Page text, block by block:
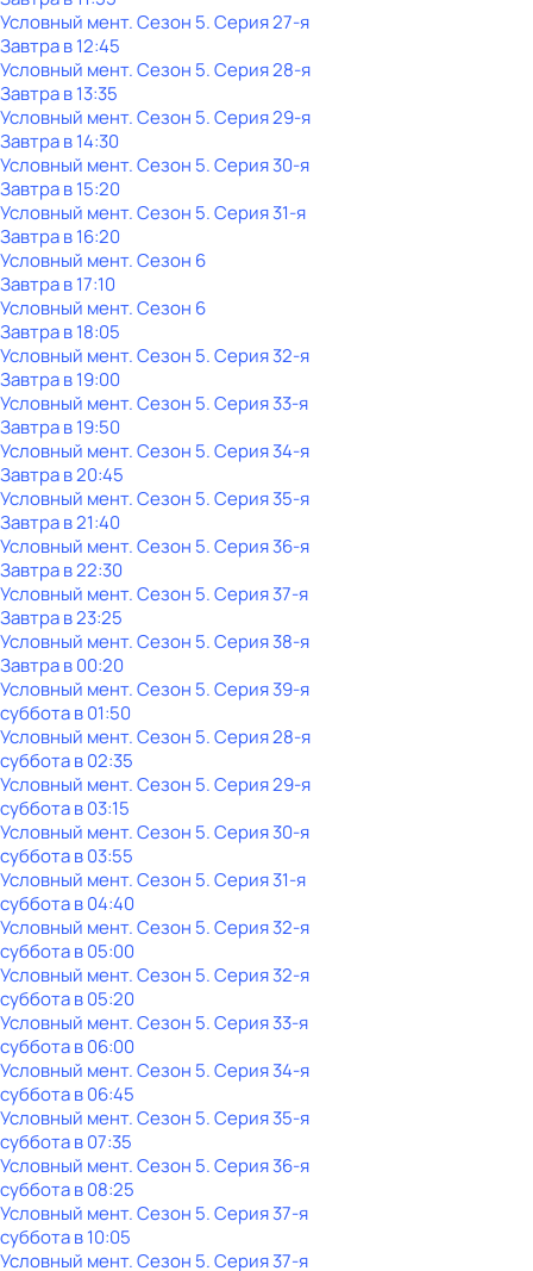
Условный мент. Сезон 5. Серия 27-я
Завтра в 12:45
Условный мент. Сезон 5. Серия 28-я
Завтра в 13:35
Условный мент. Сезон 5. Серия 29-я
Завтра в 14:30
Условный мент. Сезон 5. Серия 30-я
Завтра в 15:20
Условный мент. Сезон 5. Серия 31-я
Завтра в 16:20
Условный мент. Сезон 6
Завтра в 17:10
Условный мент. Сезон 6
Завтра в 18:05
Условный мент. Сезон 5. Серия 32-я
Завтра в 19:00
Условный мент. Сезон 5. Серия 33-я
Завтра в 19:50
Условный мент. Сезон 5. Серия 34-я
Завтра в 20:45
Условный мент. Сезон 5. Серия 35-я
Завтра в 21:40
Условный мент. Сезон 5. Серия 36-я
Завтра в 22:30
Условный мент. Сезон 5. Серия 37-я
Завтра в 23:25
Условный мент. Сезон 5. Серия 38-я
Завтра в 00:20
Условный мент. Сезон 5. Серия 39-я
субботав01:50
Условный мент. Сезон 5. Серия 28-я
субботав02:35
Условный мент. Сезон 5. Серия 29-я
субботав03:15
Условный мент. Сезон 5. Серия 30-я
субботав03:55
Условный мент. Сезон 5. Серия 31-я
субботав04:40
Условный мент. Сезон 5. Серия 32-я
субботав05:00
Условный мент. Сезон 5. Серия 32-я
субботав05:20
Условный мент. Сезон 5. Серия 33-я
субботав06:00
Условный мент. Сезон 5. Серия 34-я
субботав06:45
Условный мент. Сезон 5. Серия 35-я
субботав07:35
Условный мент. Сезон 5. Серия 36-я
субботав08:25
Условный мент. Сезон 5. Серия 37-я
субботав10:05
Условный мент. Сезон 5. Серия 37-я